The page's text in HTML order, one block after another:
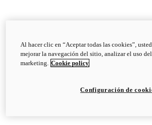
Al hacer clic en “Aceptar todas las cookies”,
mejorar la navegación del sitio, analizar el uso
marketing. Cookie policy
Configuración de